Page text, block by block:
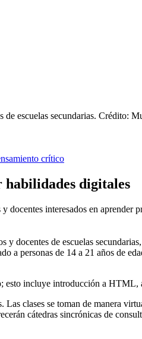
escuelas secundarias. Crédito:
crítico
habilidades digitales
interesados en aprender
docentes de escuelas
a personas de 14 a 21 años de
incluye introducción a HTML,
clases se toman de manera
cátedras sincrónicas de